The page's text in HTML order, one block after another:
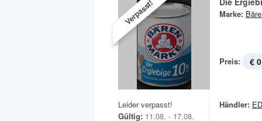
Verpasst! Marke:
Preis: €
Leider verpasst!
Gültig: 11.08. - 17.08.
Händler: